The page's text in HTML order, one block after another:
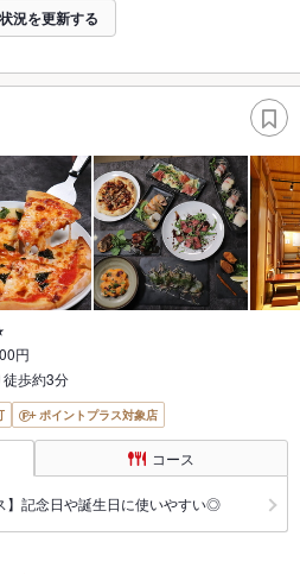
況を更新する
円
歩約3分
ポイントプラス対象店
コース
】記念日や誕生日に使いやすい◎